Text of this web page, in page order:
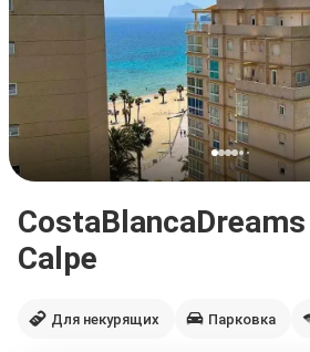
Calpe
Для некурящих Парковка